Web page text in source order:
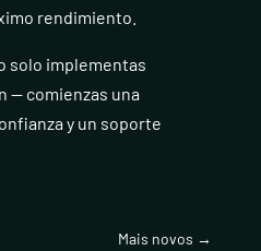
rendimiento.
solo implementas
— comienzas una
y un soporte
Mais novos →